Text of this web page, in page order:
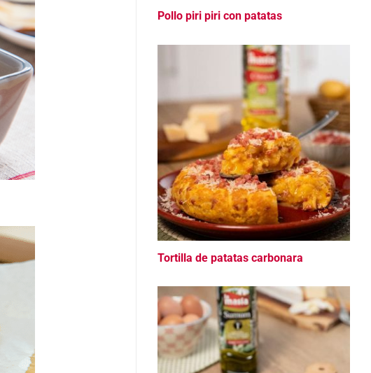
Pollo piri piri con patatas
Tortilla de patatas carbonara